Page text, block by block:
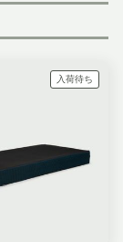
入荷待ち